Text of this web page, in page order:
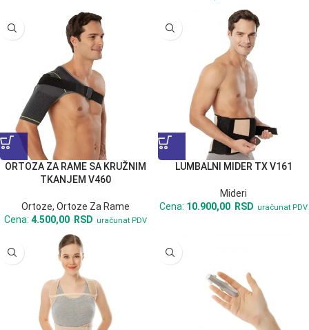
ORTOZA ZA RAME SA KRUŽNIM
TKANJEM V460
Ortoze, Ortoze Za Rame
Cena: 4.500,00 RSD uračunat PDV
LUMBALNI MIDER TX V161
Mideri
Cena: 10.900,00 RSD uračunat PDV